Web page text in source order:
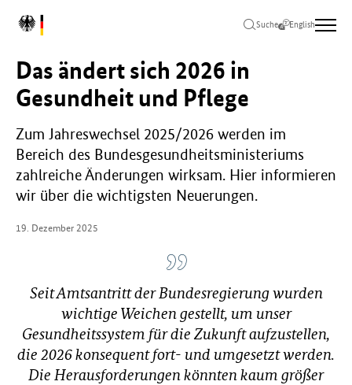
Hauptinhalt
springen
Hauptnavigation
springen
Seitenende
springen
L
B
u
d
e
s
i
i
m
Suche English
Das ändert sich 2026 in
Gesundheit und Pflege
Zum Jahreswechsel 2025/2026 werden im
Bereich des Bundesgesundheitsministeriums
zahlreiche Änderungen wirksam. Hier informieren
wir über die wichtigsten Neuerungen.
19. Dezember 2025
Seit Amtsantritt der Bundesregierung wurden
wichtige Weichen gestellt, um unser
Gesundheitssystem für die Zukunft aufzustellen,
die 2026 konsequent fort- und umgesetzt werden.
Die Herausforderungen könnten kaum größer